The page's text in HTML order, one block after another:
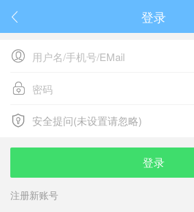
 登录


 安全提问(未设置请忽略)
安全提问(未设置请忽略)
登录
注册新账号